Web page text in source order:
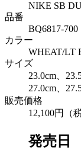
NIKE SB
品番
BQ6817-700
カラー
WHEAT/LT
サイズ
23.0cm、
27.0cm、
販売価格
12,100円（
発売日